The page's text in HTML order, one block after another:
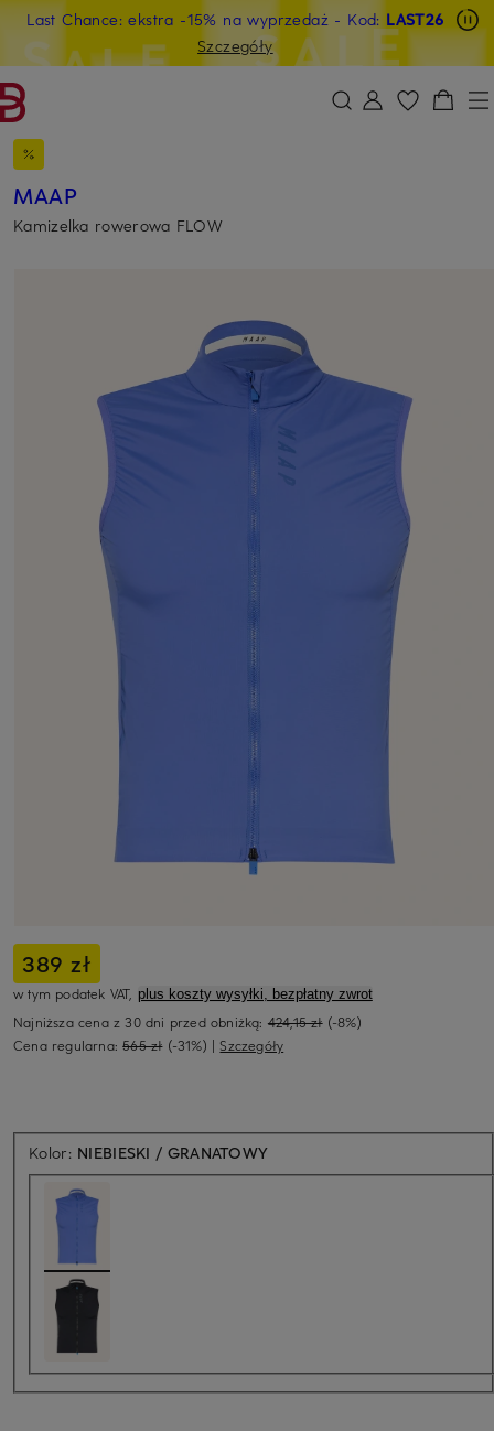
PRZEJDŹ DO GŁÓWNEJ TREŚCI PRZEJDŹ DO WYSZUKIWANIA
Last Chance: ekstra -15% na wyprzedaż - Kod: LAST26
Szczegóły
MAAP
Kamizelka rowerowa FLOW
389 zł
w tym podatek VAT, plus koszty wysyłki, bezpłatny zwrot
Najniższa cena z 30 dni przed obniżką: 424,15 zł (-8%)
Cena regularna:565 zł (-31%) |Szczegóły
Kolor: NIEBIESKI / GRANATOWY